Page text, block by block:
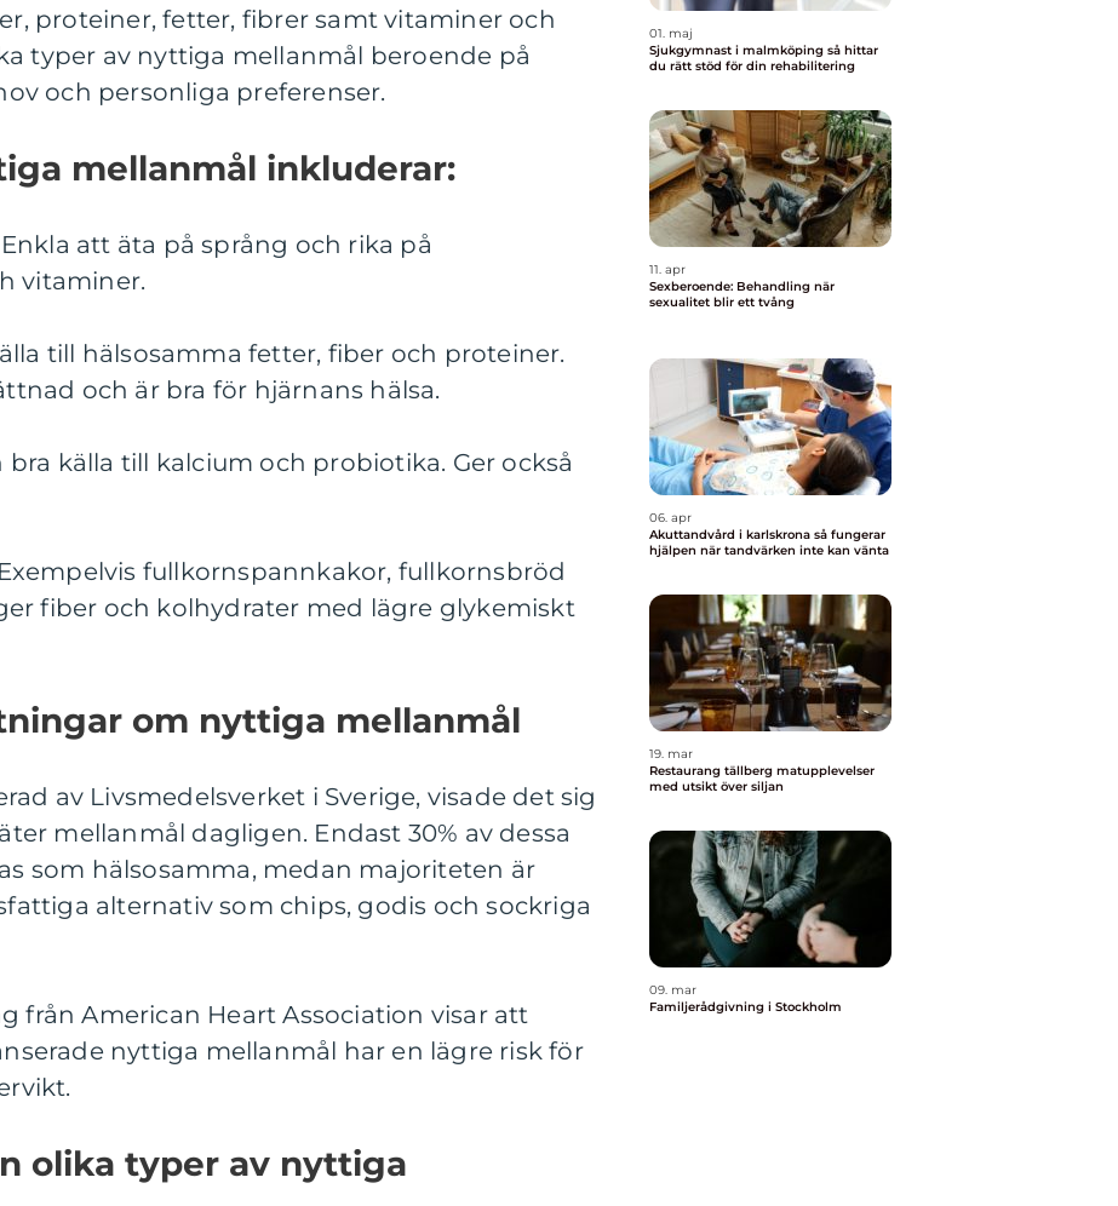
proteiner, fetter, fibrer samt vitaminer och
typer av nyttiga mellanmål beroende på
och personliga preferenser.
mellanmål inkluderar:
att äta på språng och rika på
vitaminer.
till hälsosamma fetter, fiber och proteiner.
och är bra för hjärnans hälsa.
bra källa till kalcium och probiotika. Ger också
fullkornspannkakor, fullkornsbröd
fiber och kolhydrater med lägre glykemiskt
om nyttiga mellanmål
av Livsmedelsverket i Sverige, visade det sig
mellanmål dagligen. Endast 30% av dessa
som hälsosamma, medan majoriteten är
alternativ som chips, godis och sockriga
från American Heart Association visar att
nyttiga mellanmål har en lägre risk för
olika typer av nyttiga
01. maj
Sjukgymnast i malmköping så hittar
du rätt stöd för din rehabilitering
11. apr
Sexberoende: Behandling när
sexualitet blir ett tvång
06. apr
Akuttandvård i karlskrona så fungerar
hjälpen när tandvärken inte kan vänta
19. mar
Restaurang tällberg matupplevelser
med utsikt över siljan
09. mar
Familjerådgivning i Stockholm